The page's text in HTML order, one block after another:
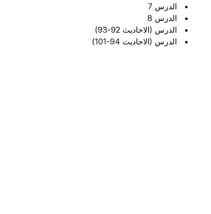
الدرس 7
الدرس 8
الدرس (الاحاديث 92-93)
الدرس (الاحاديث 94-101)